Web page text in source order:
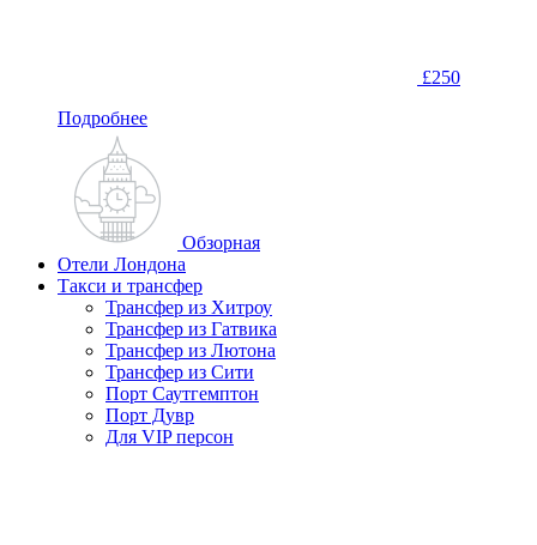
£250
Подробнее
Обзорная
Отели Лондона
Такси и трансфер
Трансфер из Хитроу
Трансфер из Гатвика
Трансфер из Лютона
Трансфер из Сити
Порт Саутгемптон
Порт Дувр
Для VIP персон